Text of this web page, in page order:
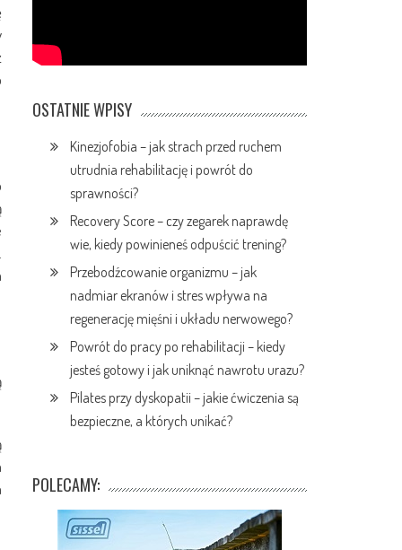
OSTATNIE WPISY
Kinezjofobia – jak strach przed ruchem
utrudnia rehabilitację i powrót do
sprawności?
Recovery Score – czy zegarek naprawdę
wie, kiedy powinieneś odpuścić trening?
Przebodźcowanie organizmu – jak
nadmiar ekranów i stres wpływa na
regenerację mięśni i układu nerwowego?
Powrót do pracy po rehabilitacji – kiedy
jesteś gotowy i jak uniknąć nawrotu urazu?
Pilates przy dyskopatii – jakie ćwiczenia są
bezpieczne, a których unikać?
POLECAMY: